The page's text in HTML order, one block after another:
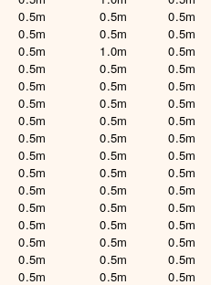
0.5m
0.5m
0.5m
0.5m
0.5m
0.5m
0.5m
0.5m
0.5m
0.5m
0.5m
0.5m
0.5m
0.5m
0.5m
0.5m
0.5m
0.5m
1.0m
0.5m
0.5m
0.5m
0.5m
0.5m
0.5m
0.5m
0.5m
0.5m
0.5m
0.5m
0.5m
0.5m
0.5m
0.5m
0.5m
0.5m
0.5m
0.5m
0.5m
0.5m
0.5m
0.5m
0.5m
0.5m
0.5m
0.5m
0.5m
0.5m